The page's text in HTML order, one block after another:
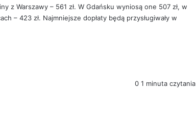
z Warszawy – 561 zł. W Gdańsku wyniosą one 507 zł, w
– 423 zł. Najmniejsze dopłaty będą przysługiwały w
0 1 minuta czytania